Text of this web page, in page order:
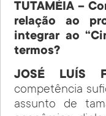
TUTAMÉIA –
relação ao
integrar ao
termos?
JOSÉ LUÍS
competência
assunto de